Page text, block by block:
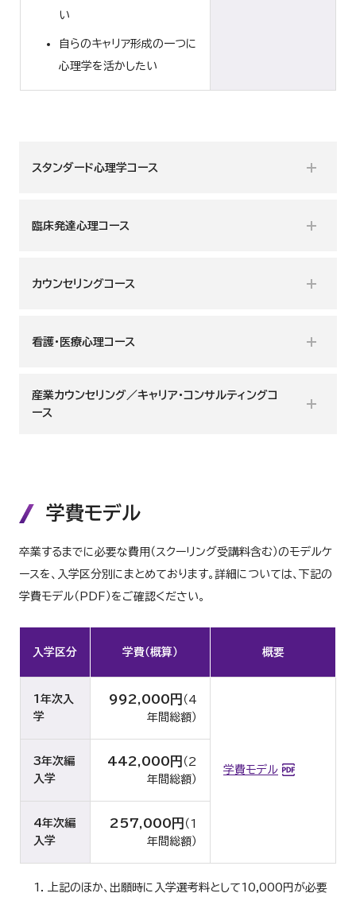
い
自らのキャリア形成の一つに
心理学を活かしたい
スタンダード心理学コース
心理学の基礎を学びたい
ともに学び、日本心理学会の認定資格である「認定心理士」資格取
心理学を学び学士を取得したい
主なコース科目
学習心理学は数ある心
発達心理学は、全ての
び、発達段階のその時
臨床発達心理コース
発達をめぐる問題について学びたい
心理に関する理論や方法を学び、子育て支援や発達支援に役立つ
このような方におすすめです
職場としている学校・塾で働くためにスクールカウンセリン
主なコース科目
臨床発達心理学
家族関係論
のように考えたらよいの
発達心理学
身に付けることを目標と
カウンセリングコース
カウンセリングの基礎を学びたい
学び、方法についても学修します。
相談援助に活かせるコミュニケーションスキルを身につけた
臨床心理士を目指すという目的がある
主なコース科目
科目名
カウンセリング論
ーマを認知行動アプロ
看護・医療心理コース
医療従事者としてキャリアアップしたい
このような方におすすめです
医療従事者として必要な患者のメンタルヘルスを理解した
い
死別／トラウマを抱えた患者の心のケアについて学びたい
事件／事故／災害に遭われた方へのカウンセリングについ
て学びたい
医療機関で働くキャリア形成の一つとして心理学を活用した
い
主なコース科目
産業カウンセリング／キャリア・コンサルティングコ
ース
産業領域におけるカウンセリングやキャリアに関する相談援助の
ティングに関連する資格取得に必要な基礎力を身につけます。
このような方におすすめです
善に活かしたい
企業・組織を効率よく拡大する中で必要なキャリアマネジメ
ントに心理学を活用したい
自らのキャリア形成の一つに心理学を活かしたい
主なコース科目
学費モデル
卒業するまでに必要な費用（スクーリング受講料含む）のモデルケ
ースを、入学区分別にまとめております。詳細については、下記の
学費モデル（PDF）をご確認ください。
入学区分 学費（概算） 概要
1年次入
学
992,000円 （4
年間総額）
学費モデル
3年次編
入学
442,000円 （2
年間総額）
4年次編
入学
257,000円 （1
年間総額）
上記のほか、出願時に入学選考料として10,000円が必要